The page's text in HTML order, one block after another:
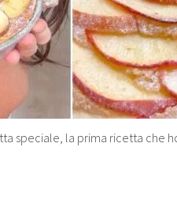
speciale, la prima ricetta che